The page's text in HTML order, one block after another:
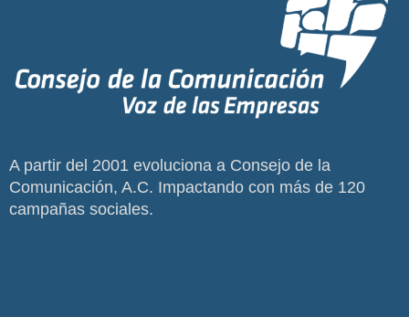
A partir del 2001 evoluciona a Consejo de la
Comunicación, A.C. Impactando con más de 120
campañas sociales.